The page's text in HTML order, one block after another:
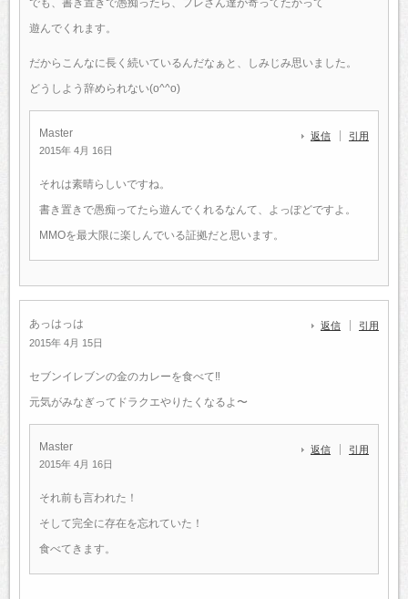
遊んでくれます。
だからこんなに長く続いているんだなぁと、しみじみ思いました。
どうしよう辞められない(o^^o)
Master
2015年 4月 16日
返信 引用
それは素晴らしいですね。
書き置きで愚痴ってたら遊んでくれるなんて、よっぽどですよ。
MMOを最大限に楽しんでいる証拠だと思います。
あっはっは
2015年 4月 15日
返信 引用
セブンイレブンの金のカレーを食べて‼︎
元気がみなぎってドラクエやりたくなるよ〜
Master
2015年 4月 16日
返信 引用
それ前も言われた！
そして完全に存在を忘れていた！
食べてきます。